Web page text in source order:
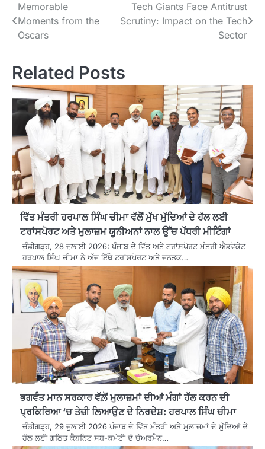
Post
navigation
Memorable
Moments from the
Oscars
Tech Giants Face Antitrust
Scrutiny: Impact on the Tech
Sector
Related Posts
ਵਿੱਤ ਮੰਤਰੀ ਹਰਪਾਲ ਸਿੰਘ ਚੀਮਾ ਵੱਲੋਂ ਮੁੱਖ ਮੁੱਦਿਆਂ ਦੇ ਹੱਲ ਲਈ
ਟਰਾਂਸਪੋਰਟ ਅਤੇ ਮੁਲਾਜ਼ਮ ਯੂਨੀਅਨਾਂ ਨਾਲ ਉੱਚ ਪੱਧਰੀ ਮੀਟਿੰਗਾਂ
ਚੰਡੀਗੜ੍ਹ, 28 ਜੁਲਾਈ 2026: ਪੰਜਾਬ ਦੇ ਵਿੱਤ ਅਤੇ ਟਰਾਂਸਪੋਰਟ ਮੰਤਰੀ ਐਡਵੋਕੇਟ
ਹਰਪਾਲ ਸਿੰਘ ਚੀਮਾ ਨੇ ਅੱਜ ਇੱਥੇ ਟਰਾਂਸਪੋਰਟ ਅਤੇ ਜਨਤਕ…
ਭਗਵੰਤ ਮਾਨ ਸਰਕਾਰ ਵੱਲ਼ੋਂ ਮੁਲਾਜ਼ਮਾਂ ਦੀਆਂ ਮੰਗਾਂ ਹੱਲ ਕਰਨ ਦੀ
ਪ੍ਰਕਿਰਿਆ ‘ਚ ਤੇਜ਼ੀ ਲਿਆਉਣ ਦੇ ਨਿਰਦੇਸ਼: ਹਰਪਾਲ ਸਿੰਘ ਚੀਮਾ
ਚੰਡੀਗੜ੍ਹ, 29 ਜੁਲਾਈ 2026 ਪੰਜਾਬ ਦੇ ਵਿੱਤ ਮੰਤਰੀ ਅਤੇ ਮੁਲਾਜ਼ਮਾਂ ਦੇ ਮੁੱਦਿਆਂ ਦੇ
ਹੱਲ ਲਈ ਗਠਿਤ ਕੈਬਨਿਟ ਸਬ-ਕਮੇਟੀ ਦੇ ਚੇਅਰਮੈਨ…